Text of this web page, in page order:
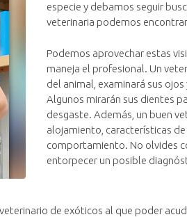
especie y debamos seguir
veterinaria podemos
Podemos aprovechar estas
maneja el profesional. Un
del animal, examinará sus
Algunos mirarán sus dientes
desgaste. Además, un buen
alojamiento, características
comportamiento. No olvides
entorpecer un posible
de exóticos al que poder